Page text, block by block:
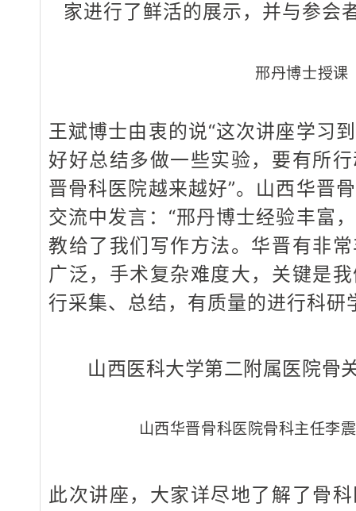
家进行了鲜活的展示，并与参会
邢丹博士授课
王斌博士由衷的说“这次讲座学习
好好总结多做一些实验，要有所
晋骨科医院越来越好”。山西华晋
交流中发言：“邢丹博士经验丰富
教给了我们写作方法。华晋有非
广泛，手术复杂难度大，关键是
行采集、总结，有质量的进行科研
山西医科大学第二附属医院骨
山西华晋骨科医院骨科主任李
此次讲座，大家详尽地了解了骨